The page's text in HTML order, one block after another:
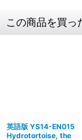
この商品を買っ
英語版 YS14-EN015
Hydrotortoise, the